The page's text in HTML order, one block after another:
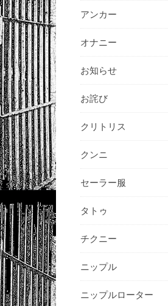
アンカー
オナニー
お知らせ
お詫び
クリトリス
クンニ
セーラー服
タトゥ
チクニー
ニップル
ニップルローター